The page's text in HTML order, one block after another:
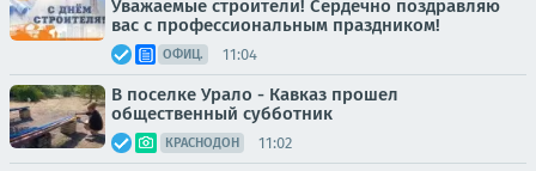
Уважаемые строители! Сердечно поздравляю
вас с профессиональным праздником!
ОФИЦ. 11:04
В поселке Урало - Кавказ прошел
общественный субботник
КРАСНОДОН 11:02